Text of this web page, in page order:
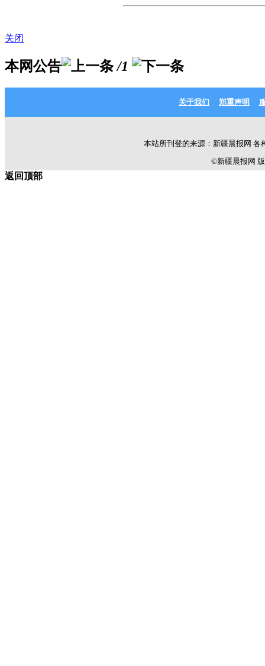
关闭
本网公告 /1
关于我们 郑重声明
本站所刊登的来源：新疆晨报网
©新疆晨报网 版
返回顶部